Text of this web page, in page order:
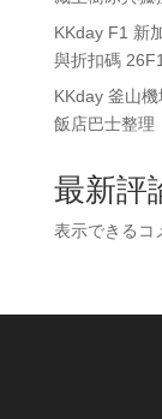
KKday F1 新
與折扣碼
KKday 釜山
飯店巴士整理
最新評
表示できるコ